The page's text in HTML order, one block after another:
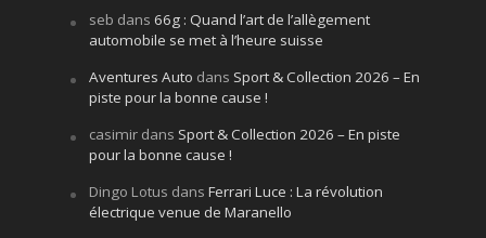
seb dans 66g : Quand l’art de l’allègement
automobile se met à l’heure suisse
Aventures Auto dans Sport & Collection 2026 – En
piste pour la bonne cause !
casimirdans Sport & Collection 2026 – En piste
pour la bonne cause !
Dingo Lotus dans Ferrari Luce : La révolution
électrique venue de Maranello